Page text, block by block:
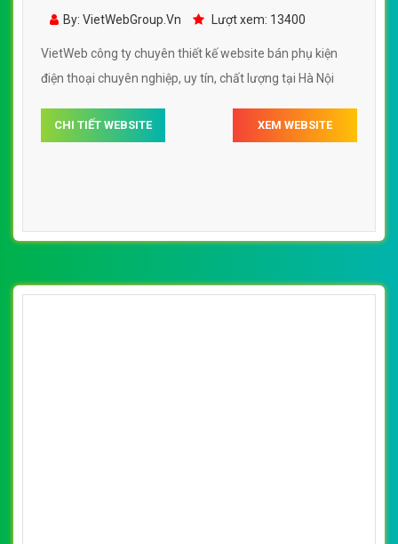
Phụ Kiện Điện Thoại Tekin đẹp SEO tốt
By: VietWebGroup.Vn Lượt xem: 13400
VietWeb công ty chuyên thiết kế website bán phụ kiện
điện thoại chuyên nghiệp, uy tín, chất lượng tại Hà Nội
CHI TIẾT WEBSITE XEM WEBSITE